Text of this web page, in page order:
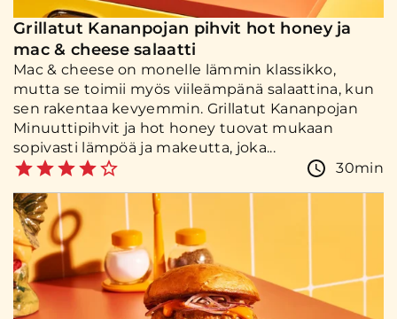
Grillatut Kananpojan pihvit hot honey ja
mac & cheese salaatti
Mac & cheese on monelle lämmin klassikko,
mutta se toimii myös viileämpänä salaattina, kun
sen rakentaa kevyemmin. Grillatut Kananpojan
Minuuttipihvit ja hot honey tuovat mukaan
sopivasti lämpöä ja makeutta, joka...
30min